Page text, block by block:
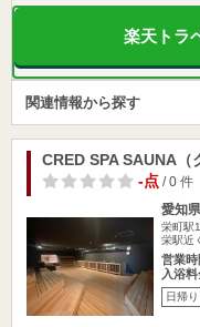
楽天トラ
関連情報から探す
CRED SPA SAUNA（
-点/ 0 件
愛知
栄町駅
栄駅近
営業
入浴料
日帰り